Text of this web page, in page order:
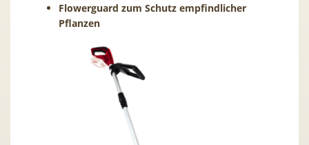
Flowerguard zum Schutz empfindlicher
Pflanzen